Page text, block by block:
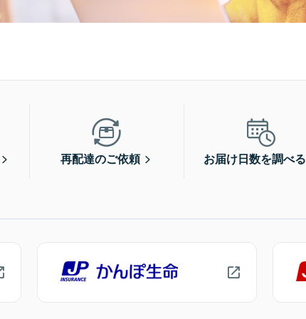
再配達のご依頼 お届け日数を調べる